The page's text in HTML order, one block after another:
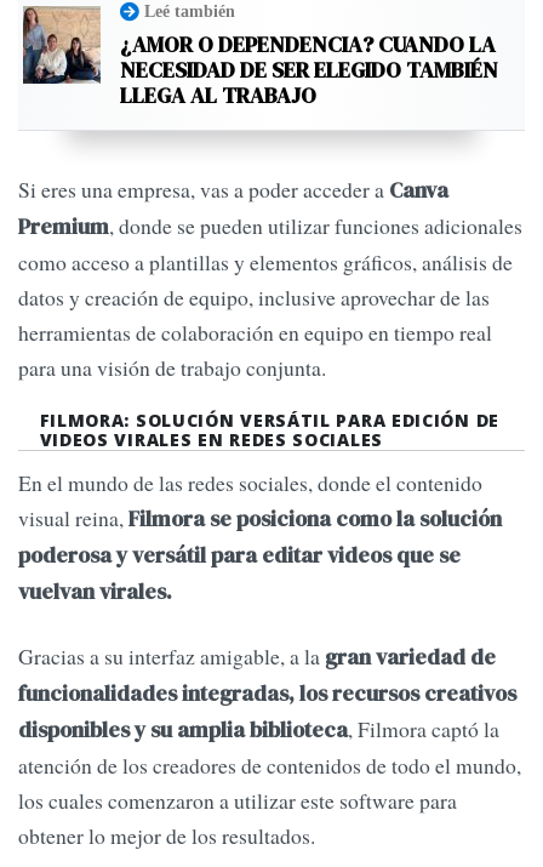
Leé también
¿AMOR O DEPENDENCIA? CUANDO LA
NECESIDAD DE SER ELEGIDO TAMBIÉN
LLEGA AL TRABAJO
Si eres una empresa, vas a poder acceder a Canva
Premium, donde se pueden utilizar funciones adicionales
como acceso a plantillas y elementos gráficos, análisis de
datos y creación de equipo, inclusive aprovechar de las
herramientas de colaboración en equipo en tiempo real
para una visión de trabajo conjunta.
FILMORA: SOLUCIÓN VERSÁTIL PARA EDICIÓN DE
VIDEOS VIRALES EN REDES SOCIALES
En el mundo de las redes sociales, donde el contenido
visual reina, Filmora se posiciona como la solución
poderosa y versátil para editar videos que se
vuelvan virales.
Gracias a su interfaz amigable, a la gran variedad de
funcionalidades integradas, los recursos creativos
disponibles y su amplia biblioteca, Filmora captó la
atención de los creadores de contenidos de todo el mundo,
los cuales comenzaron a utilizar este software para
obtener lo mejor de los resultados.